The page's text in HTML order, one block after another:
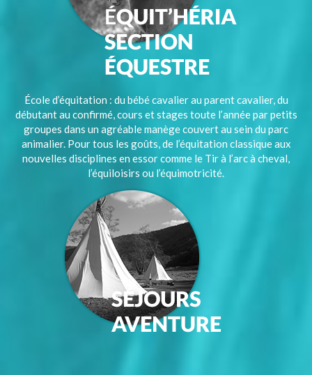
École d’équitation : du bébé cavalier au parent cavalier, du
débutant au confirmé, cours et stages toute l’année par petits
groupes dans un agréable manège couvert au sein du parc
animalier. Pour tous les goûts, de l’équitation classique aux
nouvelles disciplines en essor comme le Tir à l’arc à cheval,
l’équiloisirs ou l’équimotricité.